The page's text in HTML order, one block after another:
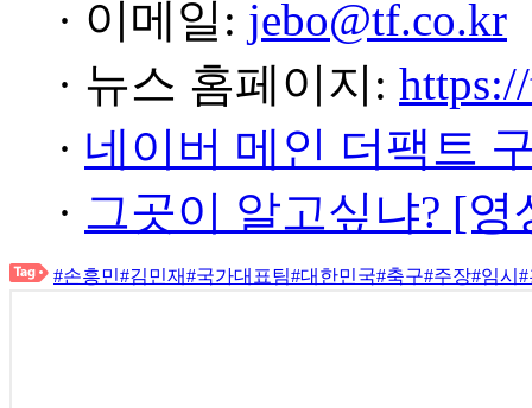
· 이메일: jebo@tf.co.kr
· 뉴스 홈페이지:
· 네이버 메인 더팩트
· 그곳이 알고싶냐? [
#손흥민#김민재#국가대표팀#대한민국#축구#주장#임시